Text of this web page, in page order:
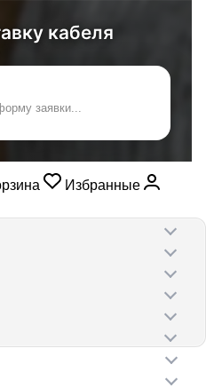
кабеля
заявки...
Избранные